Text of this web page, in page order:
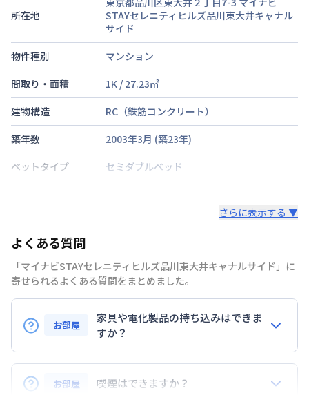
所在地
STAYセレニティヒルズ品川東大井キャナル
サイド
物件種別
マンション
間取り・面積
1K / 27.23㎡
建物構造
RC（鉄筋コンクリート）
築年数
2003年3月 (築23年)
ベットタイプ
セミダブルベッド
部屋の向き
禁煙・喫煙
禁煙
交通
京浜急行電鉄本線立会川駅徒歩7 分
京浜東北・根岸線
駐車場
なし
さらに表示する ▼
よくある質問
「マイナビSTAYセレニティヒルズ品川東大井キャナルサイド」に
寄せられるよくある質問をまとめました。
お部屋
家具や電化製品の持ち込みはできま
すか？
お持ち込みいただけます。
ただし、標準設備として部屋に備え付けの家具・家電
以外の扱いについては当社では責任を負いかねます。
お部屋 喫煙はできますか？